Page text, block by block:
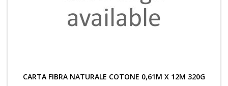
CARTA FIBRA NATURALE COTONE 0,61M X 12M 320G